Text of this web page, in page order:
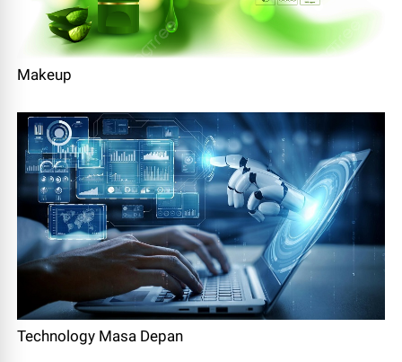
Makeup
Technology Masa Depan